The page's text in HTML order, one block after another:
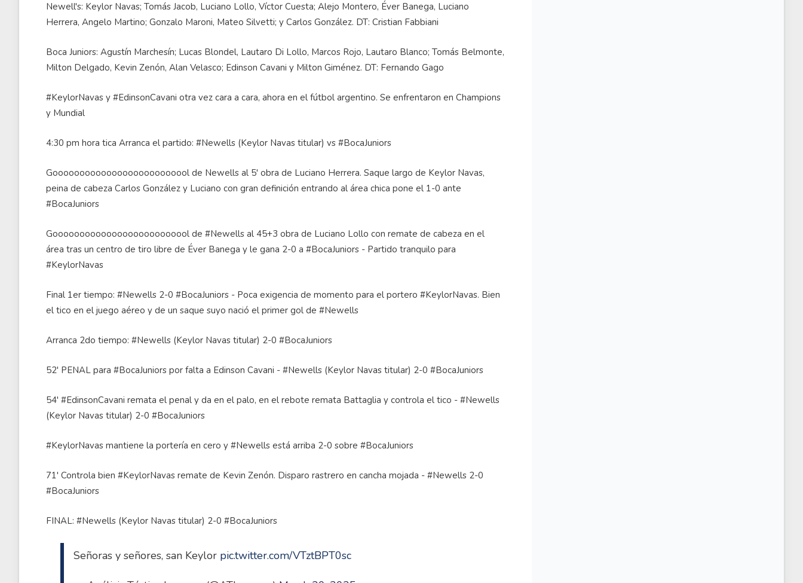
Newell's: Keylor Navas; Tomás Jacob, Luciano Lollo, Víctor Cuesta; Alejo Montero, Éver Banega, Luciano
Herrera, Angelo Martino; Gonzalo Maroni, Mateo Silvetti; y Carlos González. DT: Cristian Fabbiani
Boca Juniors: Agustín Marchesín; Lucas Blondel, Lautaro Di Lollo, Marcos Rojo, Lautaro Blanco; Tomás Belmonte,
Milton Delgado, Kevin Zenón, Alan Velasco; Edinson Cavani y Milton Giménez. DT: Fernando Gago
#KeylorNavas y #EdinsonCavani otra vez cara a cara, ahora en el fútbol argentino. Se enfrentaron en Champions
y Mundial
4:30 pm hora tica Arranca el partido: #Newells (Keylor Navas titular) vs #BocaJuniors
Goooooooooooooooooooooooool de Newells al 5' obra de Luciano Herrera. Saque largo de Keylor Navas,
peina de cabeza Carlos González y Luciano con gran definición entrando al área chica pone el 1-0 ante
#BocaJuniors
Goooooooooooooooooooooooool de #Newells al 45+3 obra de Luciano Lollo con remate de cabeza en el
área tras un centro de tiro libre de Éver Banega y le gana 2-0 a #BocaJuniors - Partido tranquilo para
#KeylorNavas
Final 1er tiempo: #Newells 2-0 #BocaJuniors - Poca exigencia de momento para el portero #KeylorNavas. Bien
el tico en el juego aéreo y de un saque suyo nació el primer gol de #Newells
Arranca 2do tiempo: #Newells (Keylor Navas titular) 2-0 #BocaJuniors
52' PENAL para #BocaJuniors por falta a Edinson Cavani - #Newells (Keylor Navas titular) 2-0 #BocaJuniors
54' #EdinsonCavani remata el penal y da en el palo, en el rebote remata Battaglia y controla el tico - #Newells
(Keylor Navas titular) 2-0 #BocaJuniors
#KeylorNavas mantiene la portería en cero y #Newells está arriba 2-0 sobre #BocaJuniors
71' Controla bien #KeylorNavas remate de Kevin Zenón. Disparo rastrero en cancha mojada - #Newells 2-0
#BocaJuniors
FINAL: #Newells (Keylor Navas titular) 2-0 #BocaJuniors
Señoras y señores, san Keylor pic.twitter.com/VTztBPT0sc